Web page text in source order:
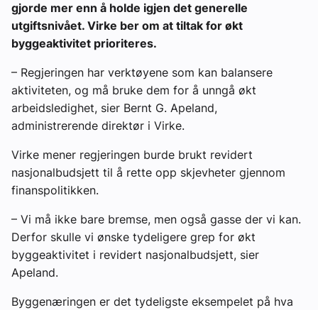
gjorde mer enn å holde igjen det generelle
utgiftsnivået. Virke ber om at tiltak for økt
byggeaktivitet prioriteres.
– Regjeringen har verktøyene som kan balansere
aktiviteten, og må bruke dem for å unngå økt
arbeidsledighet, sier Bernt G. Apeland,
administrerende direktør i Virke.
Virke mener regjeringen burde brukt revidert
nasjonalbudsjett til å rette opp skjevheter gjennom
finanspolitikken.
– Vi må ikke bare bremse, men også gasse der vi kan.
Derfor skulle vi ønske tydeligere grep for økt
byggeaktivitet i revidert nasjonalbudsjett, sier
Apeland.
Byggenæringen er det tydeligste eksempelet på hva